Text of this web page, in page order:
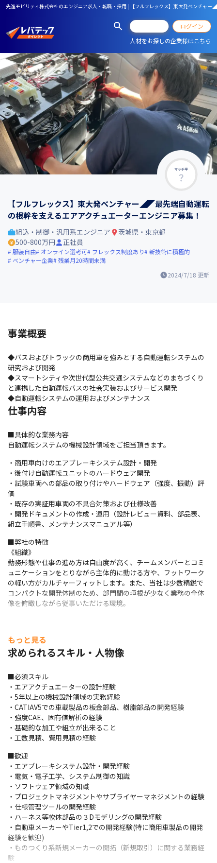
先進モビリティ株式会社のエンジニア求人・転職・採用 | 【フルフレックス】東大発ベンチャ
ログイン
人材をお探しの企業様はこちら
マッチ率
【フルフレックス】東大発ベンチャー◢◤最先端自動運転
の根幹を支えるエアアクチュエーターエンジニア募集！
2024/7/18 更新
組込・制御・汎用系エンジニア
茨城県・東京都
500-800万円
正社員
服装自由 オンライン選考可 フレックス制度あり
新技術に積極的
ベンチャー企業 残業月20時間未満
事業概要
◆バスおよびトラックの商用車を強みとする自動運転システムの
研究および開発
◆スマートシティや次世代型公共交通システムなどのまちづくり
と連携した自動運転バスの社会実装およびサービス開発
◆自動運転システムの運用およびメンテナンス
仕事内容
■具体的な業務内容
自動運転システムの機械設計領域をご担当頂きます。
・商用車向けのエアブレーキシステム設計・開発
・後付け自動運転ユニットのハードウェア開発
・試験車両への部品の取り付けやハードウェア（強度、振動）評
価
・既存の実証用車両の不具合対策および仕様改善
・開発ドキュメントの作成・運用（設計レビュー資料、部品表、
組立手順書、メンテナンスマニュアル等）
■弊社の特徴
《組織》
勤務形態や仕事の進め方は自由度が高く、チームメンバーとコミ
ュニケーションをとりながら主体的に動ける方や、フットワーク
の軽い方がカルチャーフィットします。また、当社は少数精鋭で
コンパクトな開発体制のため、部門間の垣根が少なく業務の全体
像を俯瞰しながら従事いただける環境。
もっと見る
求められるスキル・人物像
■必須スキル
・エアアクチュエーターの設計経験
・5年以上の機械設計領域の実務経験
・CATIAV5での車載製品の板金部品、樹脂部品の開発経験
・強度CAE、固有値解析の経験
・基礎的な加工や組立が出来ること
・工数見積、費用見積の経験
■歓迎
・エアブレーキシステム設計・開発経験
・電気・電子工学、システム制御の知識
・ソフトウェア領域の知識
・プロジェクトマネジメントやサプライヤーマネジメントの経験
・仕様管理ツールの開発経験
・ハーネス等軟体部品の３Dモデリングの開発経験
・自動車メーカーやTier1,2での開発経験(特に商用車製品の開発
経験を歓迎)
・ものつくり系新規メーカーの開拓（新規取引）に関する業務経
験